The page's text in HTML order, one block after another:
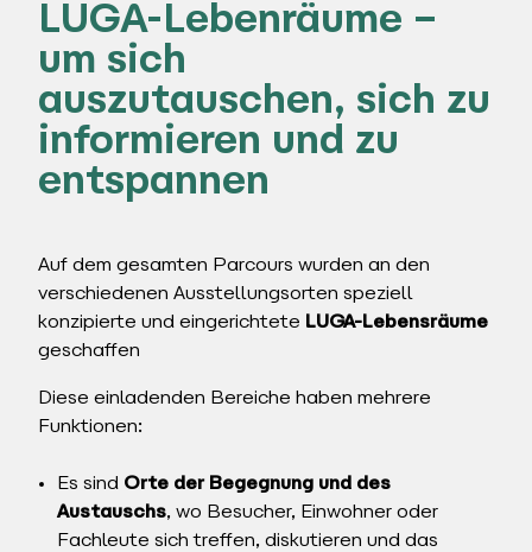
LUGA-Lebenräume –
um sich
auszutauschen, sich zu
informieren und zu
entspannen
Auf dem gesamten Parcours wurden an den
verschiedenen Ausstellungsorten speziell
konzipierte und eingerichtete LUGA-Lebensräume
geschaffen
Diese einladenden Bereiche haben mehrere
Funktionen:
Es sind Orte der Begegnung und des
Austauschs, wo Besucher, Einwohner oder
Fachleute sich treffen, diskutieren und das